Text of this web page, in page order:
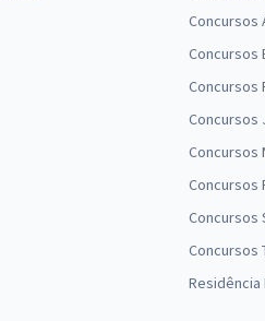
Concursos
Concursos
Concursos
Concursos
Concursos
Concursos
Concursos
Concursos